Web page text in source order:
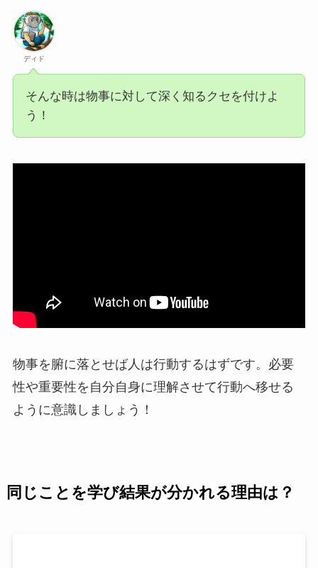
ディド
そんな時は物事に対して深く知るクセを付けよ
う！
物事を腑に落とせば人は行動するはずです。必要
性や重要性を自分自身に理解させて行動へ移せる
ように意識しましょう！
同じことを学び結果が分かれる理由は？